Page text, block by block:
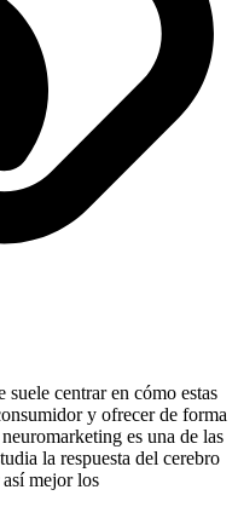
centrar en cómo estas
y ofrecer de forma
es una de las
la respuesta del cerebro
mejor los